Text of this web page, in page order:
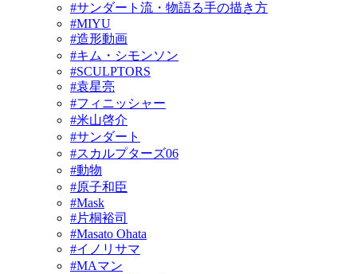
#サンダート流・物語る手の描き方
#MIYU
#造形動画
#キム・シモンソン
#SCULPTORS
#袁星亮
#フィニッシャー
#米山啓介
#サンダート
#スカルプターズ06
#動物
#原子和臣
#Mask
#片桐裕司
#Masato Ohata
#イノリサマ
#MAマン